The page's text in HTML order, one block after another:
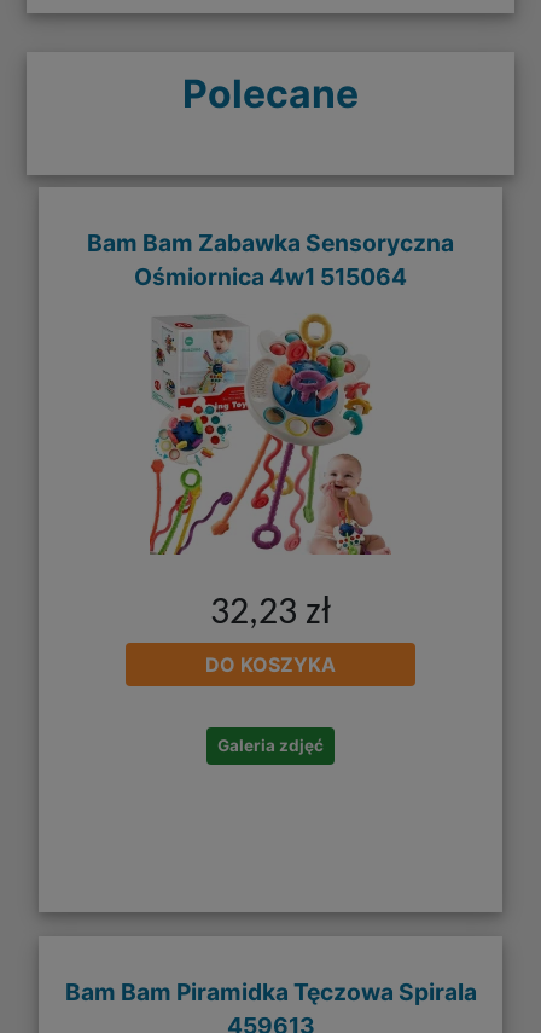
Polecane
Bam Bam Zabawka Sensoryczna
Ośmiornica 4w1 515064
32,23 zł
DO KOSZYKA
Galeria zdjęć
Bam Bam Piramidka Tęczowa Spirala
459613